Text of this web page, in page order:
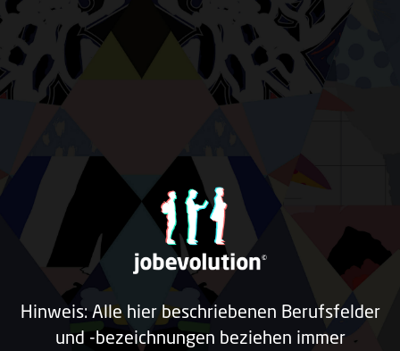
Hinweis: Alle hier beschriebenen Berufsfelder
und -bezeichnungen beziehen immer